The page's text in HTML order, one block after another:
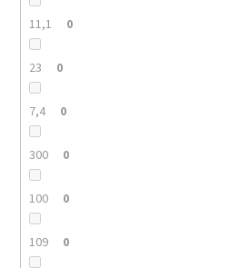
11,1 0
23 0
7,4 0
300 0
100 0
109 0